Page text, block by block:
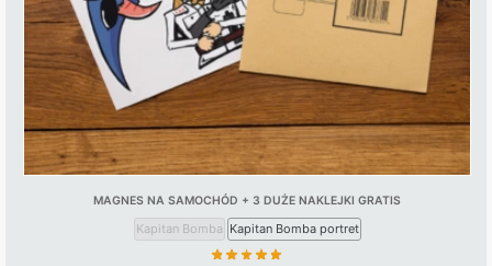
MAGNES NA SAMOCHÓD + 3 DUŻE NAKLEJKI GRATIS
Kapitan Bomba Kapitan Bomba portret